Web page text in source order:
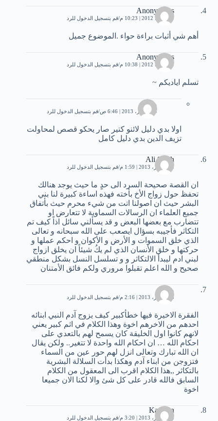
Anonymous
20 يوليو، 2012 | 10:23 م قم بتسجيل الدخول للرد
أهم شي أثبات براءة حواء .الموضوع جميل
Anonymous
20 يوليو، 2012 | 10:38 م قم بتسجيل الدخول للرد
تسلم اياديكم ~
ملاك
9 ديسمبر، 2013 | 6:46 ص قم بتسجيل الدخول للرد
اولا بدي دليل لائنو كتير صار يحكو قصص لمحاولت
تزيف الدين بدي دليل كامل
Ali Salah
8 ديسمبر، 2013 | 1:59 م قم بتسجيل الدخول للرد
ان القصة صحيحة السرد الى حدٍ ما حيث يوجد هنالك
تحفظ حول زواج الأخ بأخته فهذه اساءة كبيرة لنا بني
البشر حيث ان اصولنا اتت من شيء محرم حيث بأتفاق
جميع العلماء ان الرسالات السماوية لا تتعارض او
تتضارب مع بعضها البعض و قد يسألني سائل اذاً كيف تم
التكاثر فأجيبه بسؤال ايصعب على الله سبحانه و تعالى
الذي خلق السموات و الأرض و الأكوان و احكم عملها و
حركتها و خلق الأنسان الذي لم يكُ شيئاً ان يخلق ازواج
لبني ادم ليبدأ الالتكاثر و و تسلسل النسل بشكل منطقي
صحيح و الله اعلم تقبلوا مروري ولكم فائق الأمتنان
ميس
8 ديسمبر، 2013 | 2:16 م قم بتسجيل الدخول للرد
الفقرة الاخيرة فيها خطأكبير كيف يزوج آدم النبي ابنائه
احدهم من الاخرهم اخوة وهذا الكلام في اثم كبير يعني
لانهم كانوا اول الخليقة كان يسمح لهم بالتعدي على
احكام الله … ان احكام الله واحدة لا تتغير.. ولكن يقال
ان الله تبارك وتعالى انزل لهم حور عين من السماء
فتزوجن من ابناء آدم وهكذا بدأت السلالة البشرية
بالتكاثر ,,هذا الكلام اقرب الى المعقول من الكلام
السابق فالله قادر على كل شئ والا لكنا الان جميعا
اخوة
Kathryn
8 ديسمبر، 2013 | 3:20 م قم بتسجيل الدخول للرد